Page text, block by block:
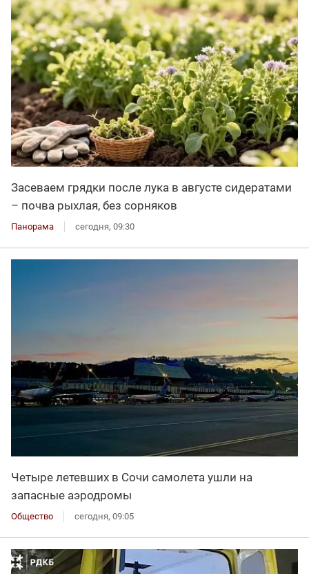
Засеваем грядки после лука в августе сидератами
– почва рыхлая, без сорняков
Панорама сегодня, 09:30
Четыре летевших в Сочи самолета ушли на
запасные аэродромы
Общество сегодня, 09:05